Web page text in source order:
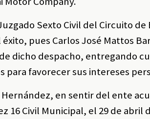
Sexto Civil del Circuito de
pues Carlos José Mattos
dicho despacho, entregando
para favorecer sus intereses
Hernández, en sentir del ente
16 Civil Municipal, el 29 de abril